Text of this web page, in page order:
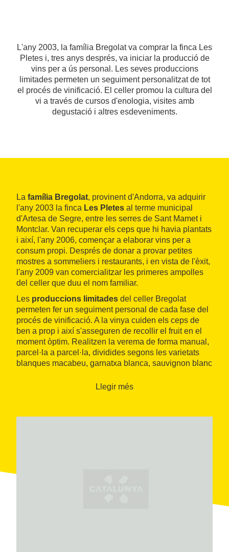
L'any 2003, la família Bregolat va comprar la finca Les
Pletes i, tres anys després, va iniciar la producció de
vins per a ús personal. Les seves produccions
limitades permeten un seguiment personalitzat de tot
el procés de vinificació. El celler promou la cultura del
vi a través de cursos d'enologia, visites amb
degustació i altres esdeveniments.
La família Bregolat, provinent d'Andorra, va adquirir
l'any 2003 la finca Les Pletes al terme municipal
d'Artesa de Segre, entre les serres de Sant Mamet i
Montclar. Van recuperar els ceps que hi havia plantats
i així, l'any 2006, començar a elaborar vins per a
consum propi. Després de donar a provar petites
mostres a sommeliers i restaurants, i en vista de l'èxit,
l'any 2009 van comercialitzar les primeres ampolles
del celler que duu el nom familiar.
Les produccions limitades del celler Bregolat
permeten fer un seguiment personal de cada fase del
procés de vinificació. A la vinya cuiden els ceps de
ben a prop i així s'asseguren de recollir el fruit en el
moment òptim. Realitzen la verema de forma manual,
parcel·la a parcel·la, dividides segons les varietats
blanques macabeu, garnatxa blanca, sauvignon blanc
merlot, garnatxa i syrah.Llegir més